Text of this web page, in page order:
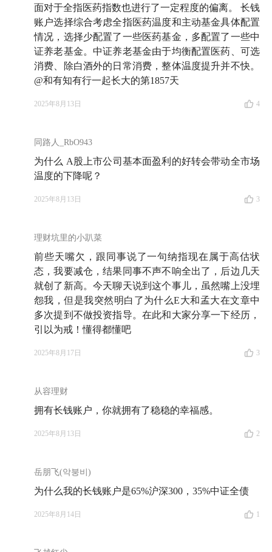
面对于全指医药指数也进行了一定程度的偏离。 长钱
账户选择综合考虑全指医药温度和主动基金具体配置
情况，选择少配置了一些医药基金，多配置了一些中
证养老基金。中证养老基金由于均衡配置医药、可选
消费、除白酒外的日常消费，整体温度提升并不快。
@和有知有行一起长大的第1857天
2025年8月13日 4
同路人_RbO943
为什么 A股上市公司基本面盈利的好转会带动全市场
温度的下降呢？
2025年8月13日 3
理财坑里的小趴菜
前些天嘴欠，跟同事说了一句纳指现在属于高估状
态，我要减仓，结果同事不声不响全出了，后边几天
就创了新高。今天聊天说到这个事儿，虽然嘴上没埋
怨我，但是我突然明白了为什么E大和孟大在文章中
多次提到不做投资指导。在此和大家分享一下经历，
引以为戒！懂得都懂吧
2025年8月17日 3
从容理财
拥有长钱账户，你就拥有了稳稳的幸福感。
2025年8月13日 2
岳朋飞(악붕비)
为什么我的长钱账户是65%沪深300，35%中证全债
2025年8月14日 1